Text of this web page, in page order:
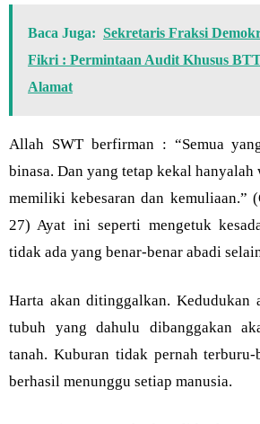
Baca Juga: Sekretaris Fraksi
Fikri : Permintaan Audit Khusus
Alamat
Allah SWT berfirman : “Semua
binasa. Dan yang tetap kekal hanyalah
memiliki kebesaran dan kemuliaan.”
27) Ayat ini seperti mengetuk
tidak ada yang benar-benar abadi
Harta akan ditinggalkan. Kedudukan
tubuh yang dahulu dibanggakan
tanah. Kuburan tidak pernah
berhasil menunggu setiap manusia.